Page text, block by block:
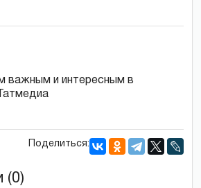
важным и интересным в
Татмедиа
Поделиться:
(0)